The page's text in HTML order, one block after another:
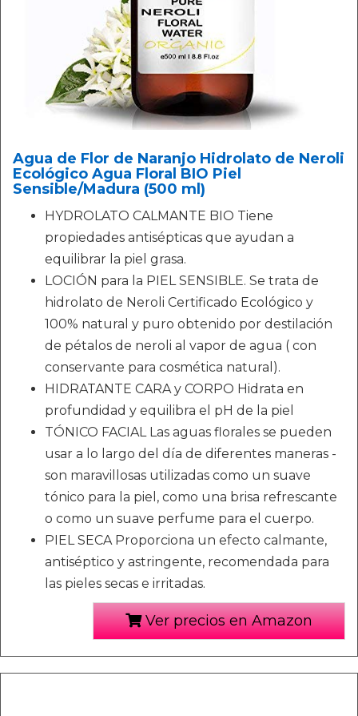
Agua de Flor de Naranjo Hidrolato de Neroli
Ecológico Agua Floral BIO Piel
Sensible/Madura (500 ml)
HYDROLATO CALMANTE BIO Tiene
propiedades antisépticas que ayudan a
equilibrar la piel grasa.
LOCIÓN para la PIEL SENSIBLE. Se trata de
hidrolato de Neroli Certificado Ecológico y
100% natural y puro obtenido por destilación
de pétalos de neroli al vapor de agua ( con
conservante para cosmética natural).
HIDRATANTE CARA y CORPO Hidrata en
profundidad y equilibra el pH de la piel
TÓNICO FACIAL Las aguas florales se pueden
usar a lo largo del día de diferentes maneras -
son maravillosas utilizadas como un suave
tónico para la piel, como una brisa refrescante
o como un suave perfume para el cuerpo.
PIEL SECA Proporciona un efecto calmante,
antiséptico y astringente, recomendada para
las pieles secas e irritadas.
Ver precios en Amazon